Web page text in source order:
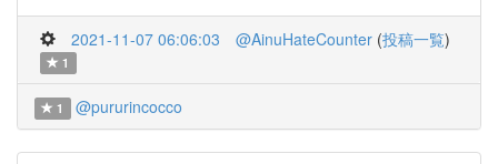
2021-11-07 06:06:03 @AinuHateCounter (投稿一覧)
1
1 @pururincocco